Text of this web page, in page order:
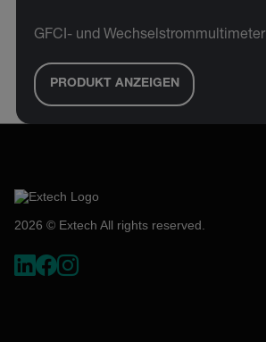
GFCI- und Wechselstrommultimeter
PRODUKT ANZEIGEN
2026 © Extech All rights reserved.